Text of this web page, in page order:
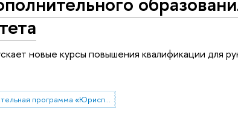
новые курсы повышения квалификации для
Образовательная программа «Юриспруденция»